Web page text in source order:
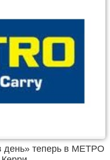
день» теперь в МЕТРО